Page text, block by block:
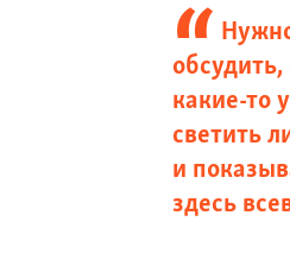
какие-то
светить
и
здесь